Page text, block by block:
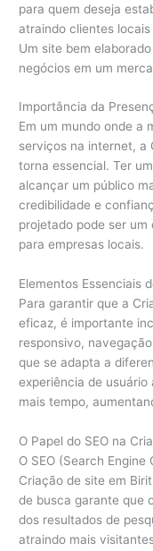
para quem deseja
atraindo clientes
Um site bem
negócios em um
Importância da
Em um mundo onde a
serviços na internet, a
torna essencial. Ter
alcançar um público
credibilidade e
projetado pode ser
para empresas locais.
Elementos Essenciais
Para garantir que a
eficaz, é importante
responsivo,
que se adapta a
experiência de
mais tempo,
O Papel do SEO na
O SEO (Search
Criação de site em
de busca garante que
dos resultados de
atraindo mais